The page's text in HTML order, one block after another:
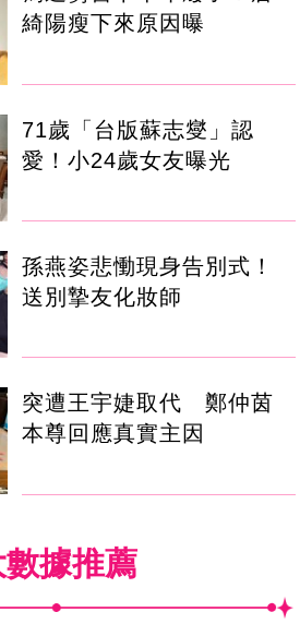
綺陽瘦下來原因曝
71歲「台版蘇志燮」認
愛！小24歲女友曝光
孫燕姿悲慟現身告別式！
送別摯友化妝師
突遭王宇婕取代 鄭仲茵
本尊回應真實主因
數據推薦